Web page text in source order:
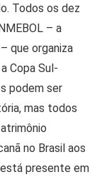
Todos os dez
– a
que organiza
Copa Sul-
podem ser
mas todos
no Brasil aos
presente em